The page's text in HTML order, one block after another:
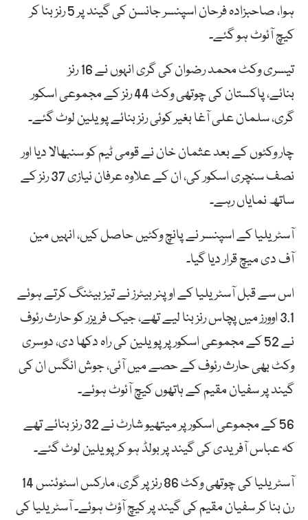
ہوا، صاحبزادہ فرحان اسپنسر جانسن کی گیند پر 5 رنز بنا کر
کیچ آئوٹ ہو گئے۔
تیسری وکٹ محمد رضوان کی گری انہوں نے 16 رنز
بنائے، پاکستان کی چوتھی وکٹ 44 رنز کے مجموعی اسکور
گری، سلمان علی آغا بغیر کوئی رنز بنائے پویلین لوٹ گئے۔
چار وکٹوں کے بعد عثمان خان نے قومی ٹیم کو سنبھالا دیا اور
نصف سنچری اسکور کی، ان کے علاوہ عرفان نیازی 37 رنز کے
ساتھ نمایاں رہے۔
آسٹریلیا کے اسپنسر نے پانچ وکٹیں حاصل کیں، انہیں مین
آف دی میچ قرار دیا گیا۔
اس سے قبل آسٹریلیا کے اوپنر بیٹرز نے تیز بیٹنگ کرتے ہوئے
3.1 اوورز میں پچاس رنز بنا لیے تھے، جیک فریزر کو حارث رئوف
نے 52 کے مجموعی اسکور پر پویلین کی راہ دکھا دی، دوسری
وکٹ بھی حارث رئوف کے حصے میں آئی، جوش انگس ان کی
گیند پر سفیان مقیم کے ہاتھوں کیچ آئوٹ ہوئے۔
56 کے مجموعی اسکور پر میتھیو شارٹ نے 32 رنز بنائے تھے
کہ عباس آفریدی کی گیند پر بولڈ ہو کر پویلین لوٹ گئے۔
آسٹریلیا کی چوتھی وکٹ 86 رنز پر گری، مارکس اسٹوئنس 14
رن بنا کر سفیان مقیم کی گیند پر کیچ آؤٹ ہوئے۔ آسٹریلیا کی